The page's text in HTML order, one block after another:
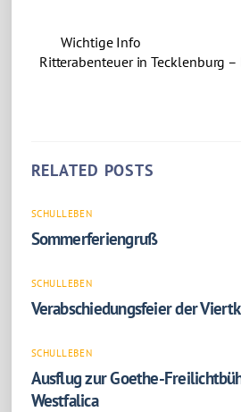
Wichtige Info
Ritterabenteuer in Tecklenburg
RELATED POSTS
SCHULLEBEN
Sommerferiengruß
SCHULLEBEN
Verabschiedungsfeier der
SCHULLEBEN
Ausflug zur Goethe-
Westfalica